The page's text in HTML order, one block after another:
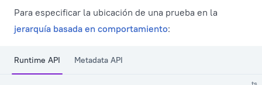
Para especificar la ubicación de una prueba en la
jerarquía basada en comportamiento:
Runtime API Metadata API